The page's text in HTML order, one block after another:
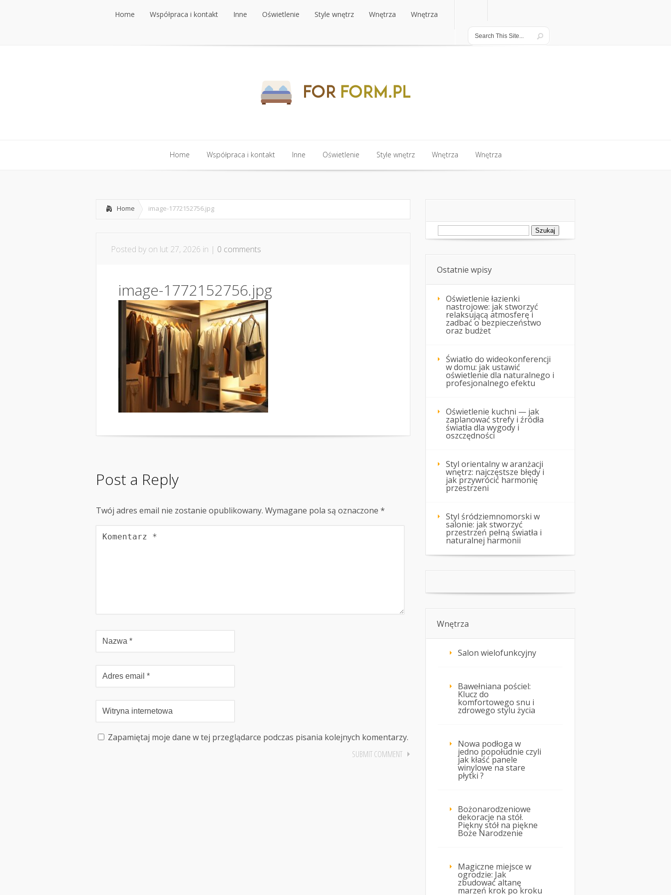
Home Współpraca i kontakt
Współpraca i kontakt
Inne
Inne
Oświetlenie
Oświetlenie
Style wnętrz
Style wnętrz
Wnętrza
Wnętrza
Wnętrza
Wnętrza
Home Współpraca i kontakt Inne Oświetlenie Style wnętrz Wnętrza Wnętrza
Home image-1772152756.jpg
Posted by on lut 27, 2026 in | 0 comments
image-1772152756.jpg
Post a Reply
Twój adres email nie zostanie opublikowany. Wymagane pola są oznaczone *
Zapamiętaj moje dane w tej przeglądarce podczas pisania kolejnych komentarzy.
Szukaj:
Ostatnie wpisy
Oświetlenie łazienki
nastrojowe: jak stworzyć
relaksującą atmosferę i
zadbać o bezpieczeństwo
oraz budżet
Światło do wideokonferencji
w domu: jak ustawić
oświetlenie dla naturalnego i
profesjonalnego efektu
Oświetlenie kuchni — jak
zaplanować strefy i źródła
światła dla wygody i
oszczędności
Styl orientalny w aranżacji
wnętrz: najczęstsze błędy i
jak przywrócić harmonię
przestrzeni
Styl śródziemnomorski w
salonie: jak stworzyć
przestrzeń pełną światła i
naturalnej harmonii
Wnętrza
Salon wielofunkcyjny
Bawełniana pościel:
Klucz do
komfortowego snu i
zdrowego stylu życia
Nowa podłoga w
jedno popołudnie czyli
jak kłaść panele
winylowe na stare
płytki ?
Bożonarodzeniowe
dekoracje na stół.
Piękny stół na piękne
Boże Narodzenie
Magiczne miejsce w
ogrodzie: Jak
zbudować altanę
marzeń krok po kroku